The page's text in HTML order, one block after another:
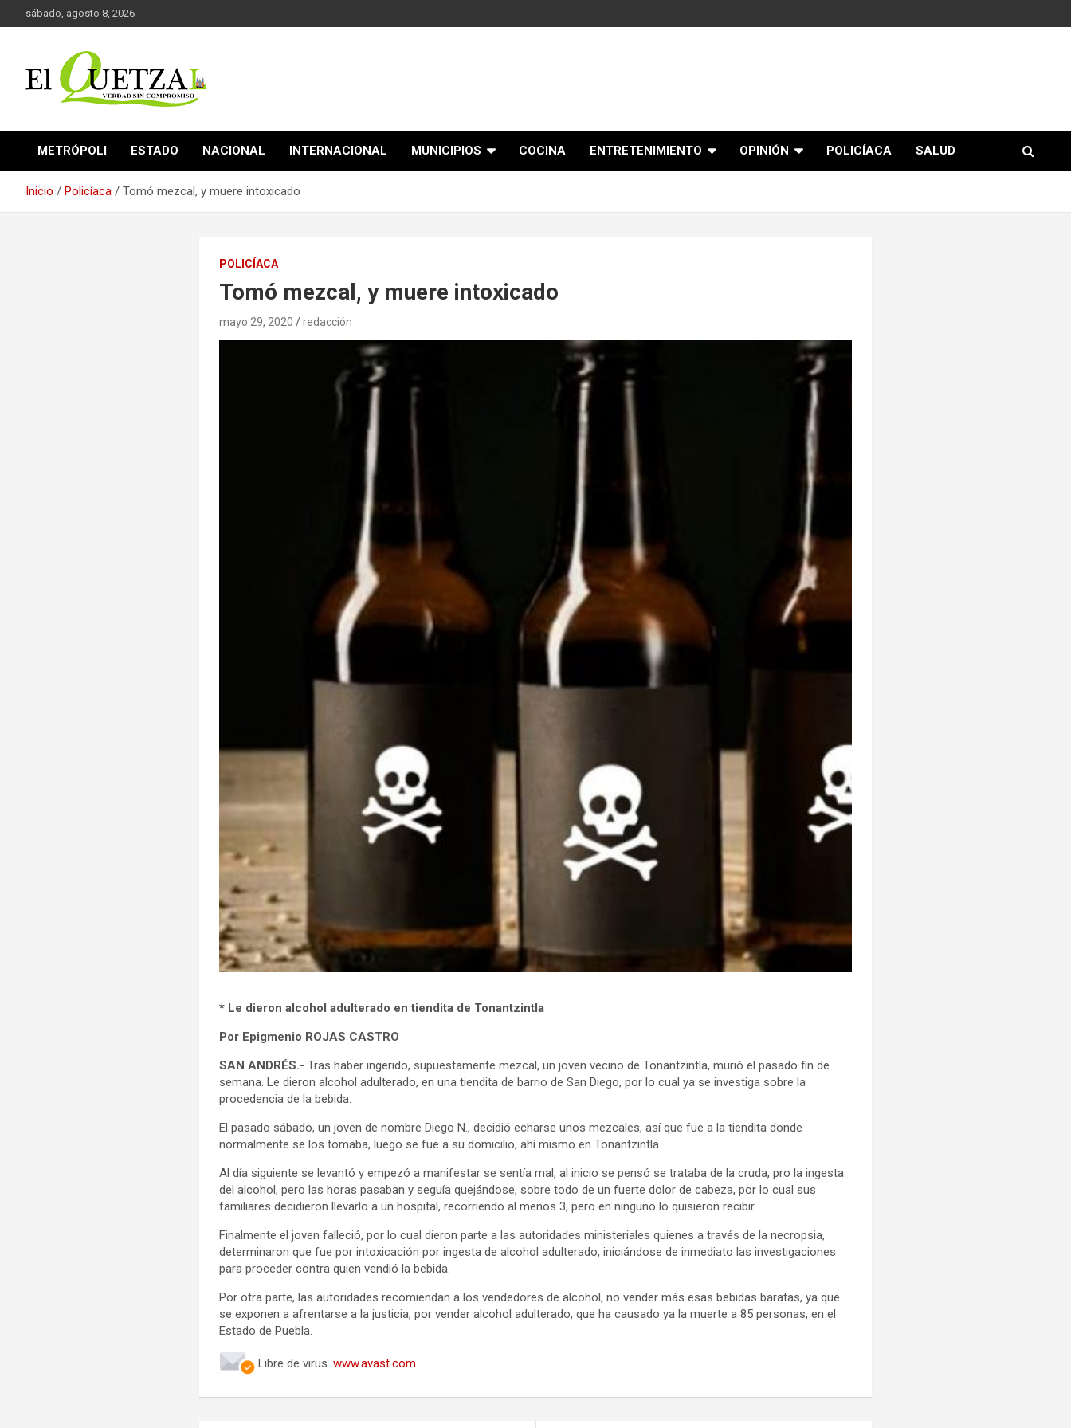
al
sábado, agosto 8, 2026
El Quetzal de Cholula
METRÓPOLI ESTADO NACIONAL INTERNACIONAL MUNICIPIOS COCINA ENTRETENIMIENTO OPINIÓN POLICÍACA SALUD
Inicio Policíaca Tomó mezcal, y muere intoxicado
POLICÍACA
Tomó mezcal, y muere intoxicado
mayo 29, 2020 redacción
* Le dieron alcohol adulterado en tiendita de Tonantzintla
Por Epigmenio ROJAS CASTRO
SAN ANDRÉS.- Tras haber ingerido, supuestamente mezcal, un joven vecino de Tonantzintla, murió el pasado fin de
semana. Le dieron alcohol adulterado, en una tiendita de barrio de San Diego, por lo cual ya se investiga sobre la
procedencia de la bebida.
El pasado sábado, un joven de nombre Diego N., decidió echarse unos mezcales, así que fue a la tiendita donde
normalmente se los tomaba, luego se fue a su domicilio, ahí mismo en Tonantzintla.
Al día siguiente se levantó y empezó a manifestar se sentía mal, al inicio se pensó se trataba de la cruda, pro la ingesta
del alcohol, pero las horas pasaban y seguía quejándose, sobre todo de un fuerte dolor de cabeza, por lo cual sus
familiares decidieron llevarlo a un hospital, recorriendo al menos 3, pero en ninguno lo quisieron recibir.
Finalmente el joven falleció, por lo cual dieron parte a las autoridades ministeriales quienes a través de la necropsia,
determinaron que fue por intoxicación por ingesta de alcohol adulterado, iniciándose de inmediato las investigaciones
para proceder contra quien vendió la bebida.
Por otra parte, las autoridades recomiendan a los vendedores de alcohol, no vender más esas bebidas baratas, ya que
se exponen a afrentarse a la justicia, por vender alcohol adulterado, que ha causado ya la muerte a 85 personas, en el
Estado de Puebla.
Libre de virus.www.avast.com